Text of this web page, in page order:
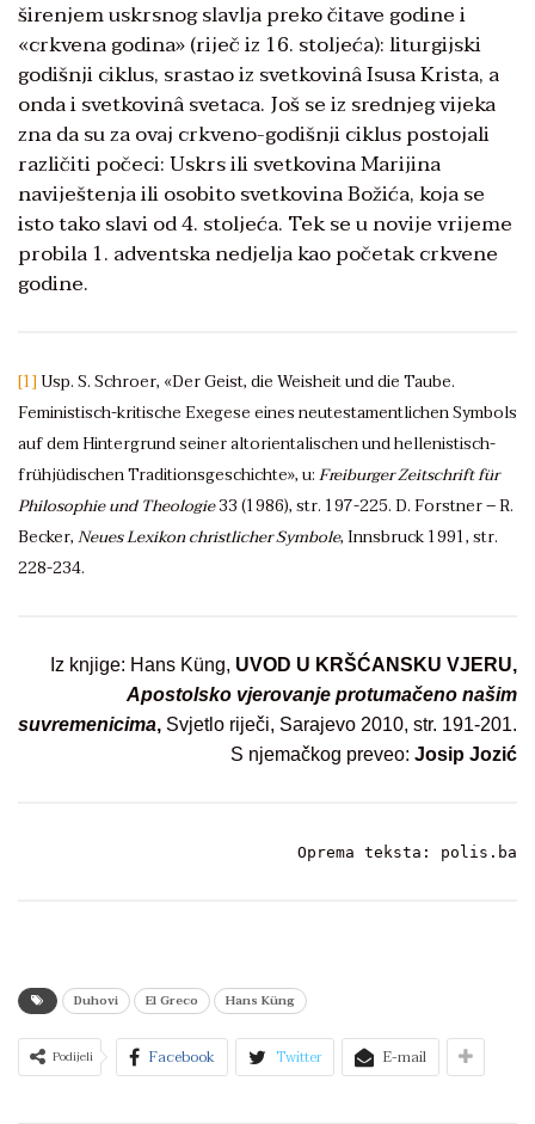
širenjem uskrsnog slavlja preko čitave godine i
«crkvena godina» (riječ iz 16. stoljeća): liturgijski
godišnji ciklus, srastao iz svetkovinâ Isusa Krista, a
onda i svetkovinâ svetaca. Još se iz srednjeg vijeka
zna da su za ovaj crkveno-godišnji ciklus postojali
različiti počeci: Uskrs ili svetkovina Marijina
naviještenja ili osobito svetkovina Božića, koja se
isto tako slavi od 4. stoljeća. Tek se u novije vrijeme
probila 1. adventska nedjelja kao početak crkvene
godine.
[1] Usp. S. Schroer, «Der Geist, die Weisheit und die Taube.
Feministisch-kritische Exegese eines neutestamentlichen Symbols
auf dem Hintergrund seiner altorientalischen und hellenistisch-
frühjüdischen Traditionsgeschichte», u:Freiburger Zeitschrift für
Philosophie und Theologie33 (1986), str. 197-225. D. Forstner – R.
Becker,Neues Lexikon christlicher Symbole, Innsbruck 1991, str.
228-234.
Iz knjige: Hans Küng, UVOD U KRŠĆANSKU VJERU,
Apostolsko vjerovanje protumačeno našim
suvremenicima, Svjetlo riječi, Sarajevo 2010, str. 191-201.
S njemačkog preveo: Josip Jozić
Oprema teksta: polis.ba
Duhovi El Greco Hans Küng
Podijeli Facebook Twitter E-mail